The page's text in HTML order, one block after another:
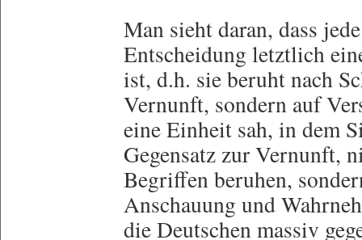
Man sieht daran, dass
Entscheidung letztlich
ist, d.h. sie beruht nach
Vernunft, sondern auf
eine Einheit sah, in dem
Gegensatz zur Vernunft,
Begriffen beruhen,
Anschauung und
die Deutschen massiv